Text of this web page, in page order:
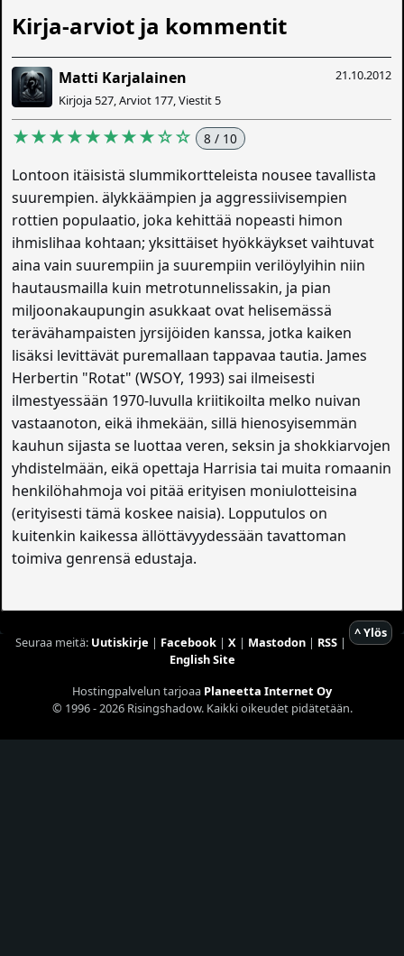
Kirja-arviot ja kommentit
21.10.2012
Matti Karjalainen
Kirjoja 527, Arviot 177, Viestit 5
★★★★★★★★☆☆ 8 / 10
Lontoon itäisistä slummikortteleista nousee tavallista
suurempien. älykkäämpien ja aggressiivisempien
rottien populaatio, joka kehittää nopeasti himon
ihmislihaa kohtaan; yksittäiset hyökkäykset vaihtuvat
aina vain suurempiin ja suurempiin verilöylyihin niin
hautausmailla kuin metrotunnelissakin, ja pian
miljoonakaupungin asukkaat ovat helisemässä
terävähampaisten jyrsijöiden kanssa, jotka kaiken
lisäksi levittävät puremallaan tappavaa tautia. James
Herbertin "Rotat" (WSOY, 1993) sai ilmeisesti
ilmestyessään 1970-luvulla kriitikoilta melko nuivan
vastaanoton, eikä ihmekään, sillä hienosyisemmän
kauhun sijasta se luottaa veren, seksin ja shokkiarvojen
yhdistelmään, eikä opettaja Harrisia tai muita romaanin
henkilöhahmoja voi pitää erityisen moniulotteisina
(erityisesti tämä koskee naisia). Lopputulos on
kuitenkin kaikessa ällöttävyydessään tavattoman
toimiva genrensä edustaja.
^ Ylös
Seuraa meitä: Uutiskirje | Facebook| X| Mastodon| RSS|
English Site
Hostingpalvelun tarjoaa Planeetta Internet Oy
© 1996 - 2026 Risingshadow. Kaikki oikeudet pidätetään.